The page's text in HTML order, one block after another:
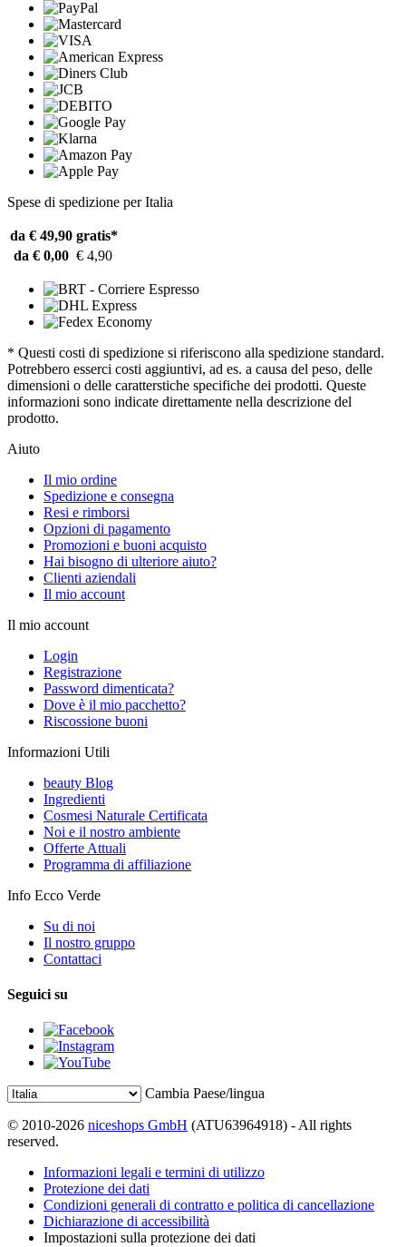
Spese di spedizione per Italia
da € 49,90 gratis*
da € 0,00 € 4,90
* Questi costi di spedizione si riferiscono alla spedizione standard.
Potrebbero esserci costi aggiuntivi, ad es. a causa del peso, delle
dimensioni o delle caratterstiche specifiche dei prodotti. Queste
informazioni sono indicate direttamente nella descrizione del
prodotto.
Aiuto
Il mio ordine
Spedizione e consegna
Resi e rimborsi
Opzioni di pagamento
Promozioni e buoni acquisto
Hai bisogno di ulteriore aiuto?
Clienti aziendali
Il mio account
Il mio account
Login
Registrazione
Password dimenticata?
Dove è il mio pacchetto?
Riscossione buoni
Informazioni Utili
beauty Blog
Ingredienti
Cosmesi Naturale Certificata
Noi e il nostro ambiente
Offerte Attuali
Programma di affiliazione
Info Ecco Verde
Su di noi
Il nostro gruppo
Contattaci
Seguici su
Cambia Paese/lingua
© 2010-2026 niceshops GmbH (ATU63964918) - All rights
reserved.
Informazioni legali e termini di utilizzo
Protezione dei dati
Condizioni generali di contratto e politica di cancellazione
Dichiarazione di accessibilità
Impostazioni sulla protezione dei dati